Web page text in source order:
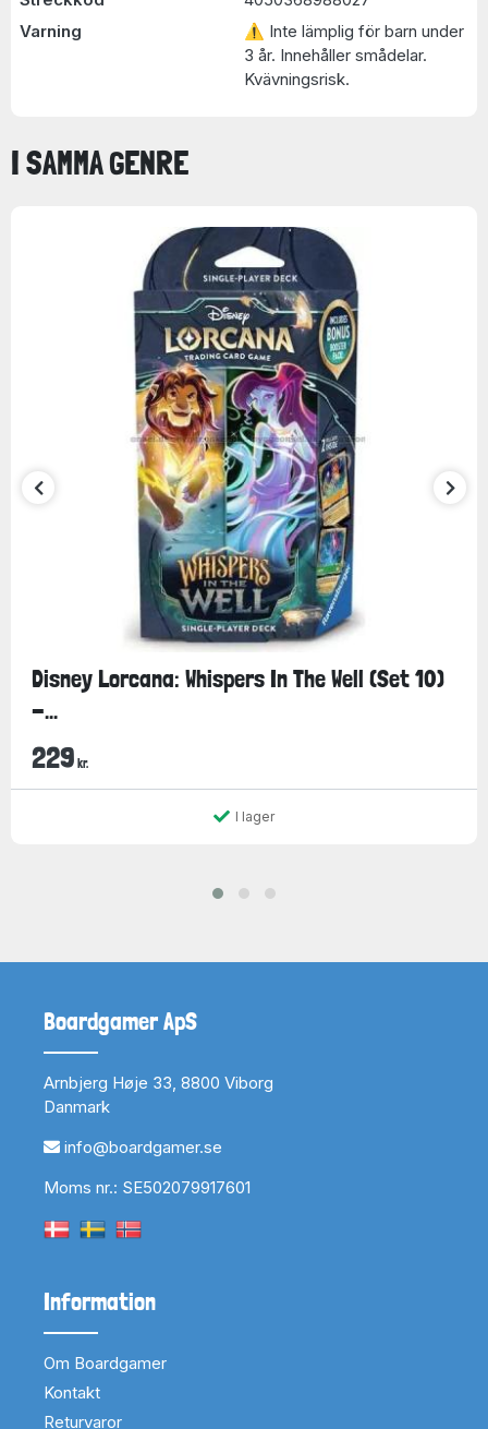
Varning
⚠ Inte lämplig för barn under
3 år. Innehåller smådelar.
Kvävningsrisk.
I SAMMA GENRE
Disney Lorcana: Whispers In The Well (Set 10)
-...
229 kr.
I lager
Boardgamer ApS
Arnbjerg Høje 33, 8800 Viborg
Danmark
info@boardgamer.se
Moms nr.: SE502079917601
Information
Om Boardgamer
Kontakt
Returvaror